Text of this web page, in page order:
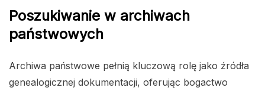
Poszukiwanie w archiwach
państwowych
Archiwa państwowe pełnią kluczową rolę jako źródła
genealogicznej dokumentacji, oferując bogactwo